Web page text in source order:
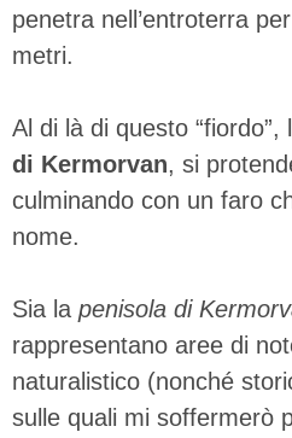
penetra nell’entroterra
metri.
Al di là di questo “fiordo”,
di Kermorvan, si
culminando con un faro
nome.
Sia la penisola di
rappresentano aree di
naturalistico (nonché
sulle quali mi soffermerò